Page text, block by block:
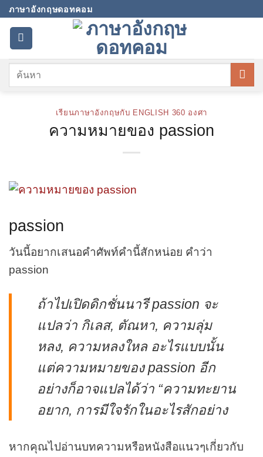
Skip
content
ภาษาอังกฤษดอทคอม
เรียนภาษาอังกฤษกับ ENGLISH 360 องศา
ความหมายของ passion
passion
วันนี้อยากเสนอคำศัพท์คำนี้สักหน่อย คำว่า
passion
ถ้าไปเปิดดิกชั่นนารี passion จะ
แปลว่า กิเลส, ตัณหา, ความลุ่ม
หลง, ความหลงใหล อะไรแบบนั้น
แต่ความหมายของ passion อีก
อย่างก็อาจแปลได้ว่า “ความทะยาน
อยาก, การมีใจรักในอะไรสักอย่าง
หากคุณไปอ่านบทความหรือหนังสือแนวๆเกี่ยวกับ